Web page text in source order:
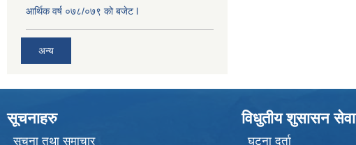
आर्थिक वर्ष ०७८/०७९ को बजेट l
अन्य
सूचनाहरु
सूचना तथा समाचार
विधुतीय शुसासन सेवा
घटना दर्ता